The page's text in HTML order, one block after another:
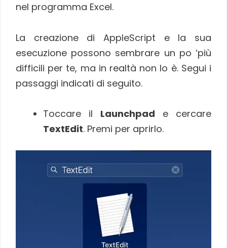
nel programma Excel.
La creazione di AppleScript e la sua
esecuzione possono sembrare un po ‘più
difficili per te, ma in realtà non lo è. Segui i
passaggi indicati di seguito.
Toccare il Launchpad e cercare
TextEdit. Premi per aprirlo.